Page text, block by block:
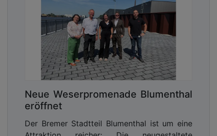
Neue Weserpromenade Blumenthal
eröffnet
Der Bremer Stadtteil Blumenthal ist um eine